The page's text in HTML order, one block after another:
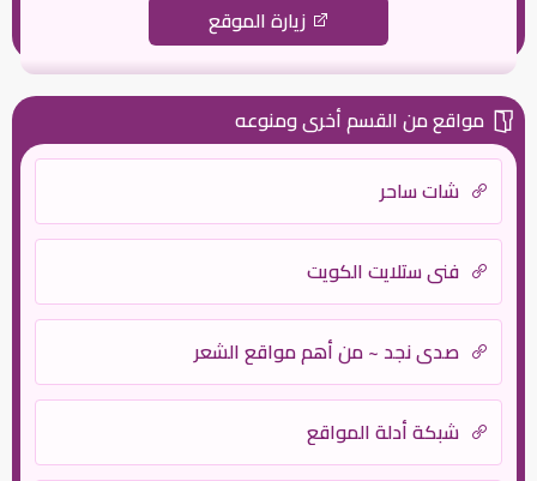
زيارة الموقع
مواقع من القسم أخرى ومنوعه
شات ساحر
فني ستلايت الكويت
صدى نجد ~ من أهم مواقع الشعر
شبكة أدلة المواقع